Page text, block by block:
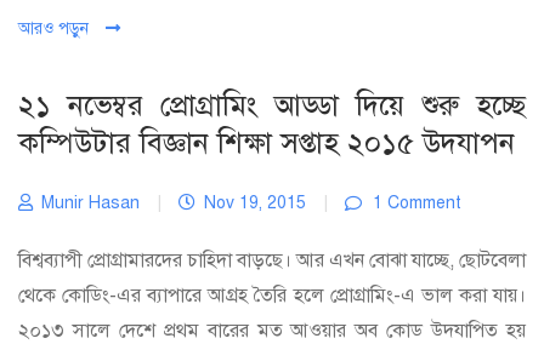
আরও পড়ুন
২১ নভেম্বর প্রোগ্রামিং আড্ডা দিয়ে শুরু হচ্ছে
কম্পিউটার বিজ্ঞান শিক্ষা সপ্তাহ ২০১৫ উদযাপন
Munir Hasan Nov 19, 2015 1 Comment
বিশ্বব্যাপী প্রোগ্রামারদের চাহিদা বাড়ছে। আর এখন বোঝা যাচ্ছে, ছোটবেলা
থেকে কোডিং-এর ব্যাপারে আগ্রহ তৈরি হলে প্রোগ্রামিং-এ ভাল করা যায়।
২০১৩ সালে দেশে প্রথম বারের মত আওয়ার অব কোড উদযাপিত হয়